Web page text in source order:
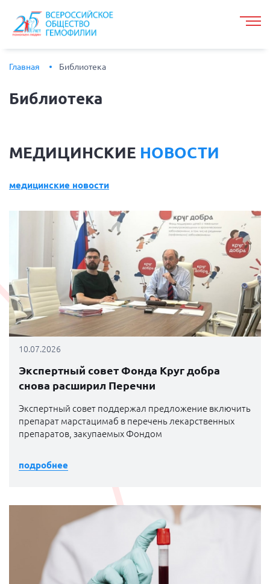
Главная Библиотека
Библиотека
МЕДИЦИНСКИЕ НОВОСТИ
медицинские новости
10.07.2026
Экспертный совет Фонда Круг добра
снова расширил Перечни
Экспертный совет поддержал предложение включить
препарат марстацимаб в перечень лекарственных
препаратов, закупаемых Фондом
подробнее